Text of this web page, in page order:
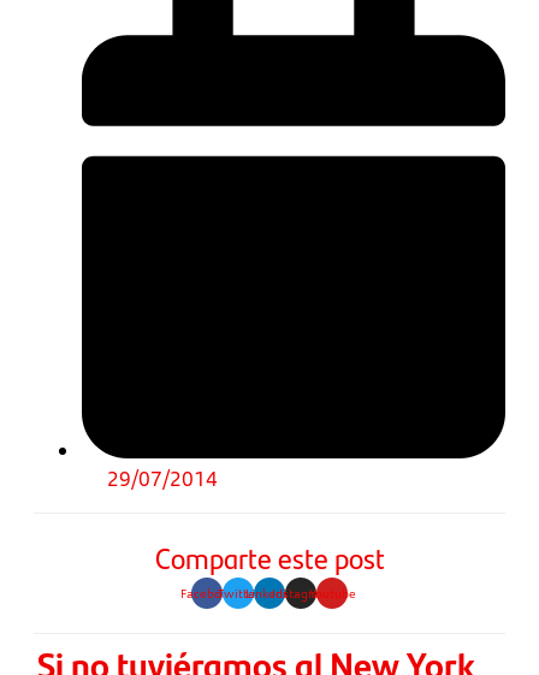
29/07/2014
Comparte este post
FacebookTwitterLinkedinInstagramYoutube
Si no tuviéramos al New York